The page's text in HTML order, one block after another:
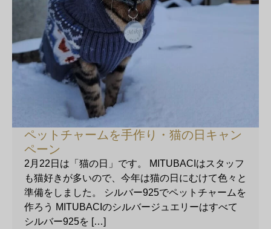
ペットチャームを手作り・猫の日キャン
ペーン
2月22日は「猫の日」です。 MITUBACIはスタッフ
も猫好きが多いので、今年は猫の日にむけて色々と
準備をしました。 シルバー925でペットチャームを
作ろう MITUBACIのシルバージュエリーはすべて
シルバー925を […]